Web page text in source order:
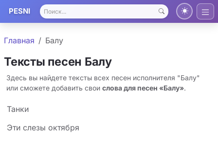
PESNI
Главная Балу
Тексты песен Балу
Здесь вы найдете тексты всех песен исполнителя "Балу"
или сможете добавить свои слова для песен «Балу».
Танки
Эти слезы октября